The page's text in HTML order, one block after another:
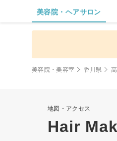
美容院・ヘアサロン
美容院・美容室 香川県
地図・アクセス
Hair